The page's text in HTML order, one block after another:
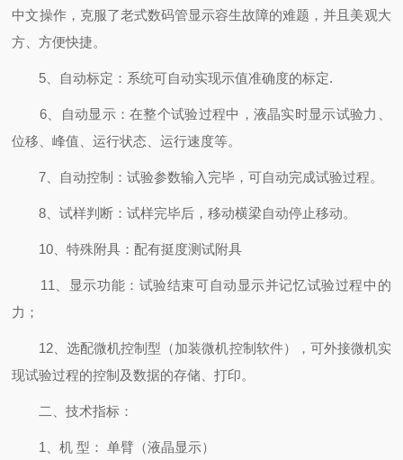
中文操作，克服了老式数码管显示容生故障的难题，并且美观大
方、方便快捷。
5、自动标定：系统可自动实现示值准确度的标定.
6、自动显示：在整个试验过程中，液晶实时显示试验力、
位移、峰值、运行状态、运行速度等。
7、自动控制：试验参数输入完毕，可自动完成试验过程。
8、试样判断：试样完毕后，移动横梁自动停止移动。
10、特殊附具：配有挺度测试附具
11、显示功能：试验结束可自动显示并记忆试验过程中的
力；
12、选配微机控制型（加装微机控制软件），可外接微机实
现试验过程的控制及数据的存储、打印。
二、技术指标：
1、机 型： 单臂（液晶显示）